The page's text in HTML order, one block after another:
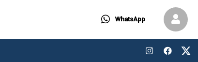
WhatsApp